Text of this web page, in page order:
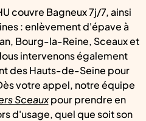
couvre Bagneux 7j/7, ainsi
: enlèvement d'épave à
Bourg-la-Reine, Sceaux et
intervenons également
des Hauts-de-Seine pour
votre appel, notre équipe
Sceauxpour prendre en
d'usage, quel que soit son